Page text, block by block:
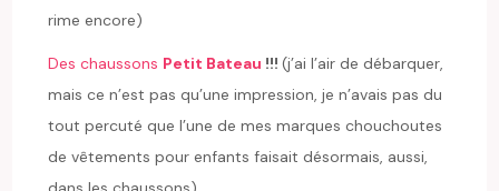
rime encore)
Des chaussons Petit Bateau !!!(j’ai l’air de débarquer,
mais ce n’est pas qu’une impression, je n’avais pas du
tout percuté que l’une de mes marques chouchoutes
de vêtements pour enfants faisait désormais, aussi,